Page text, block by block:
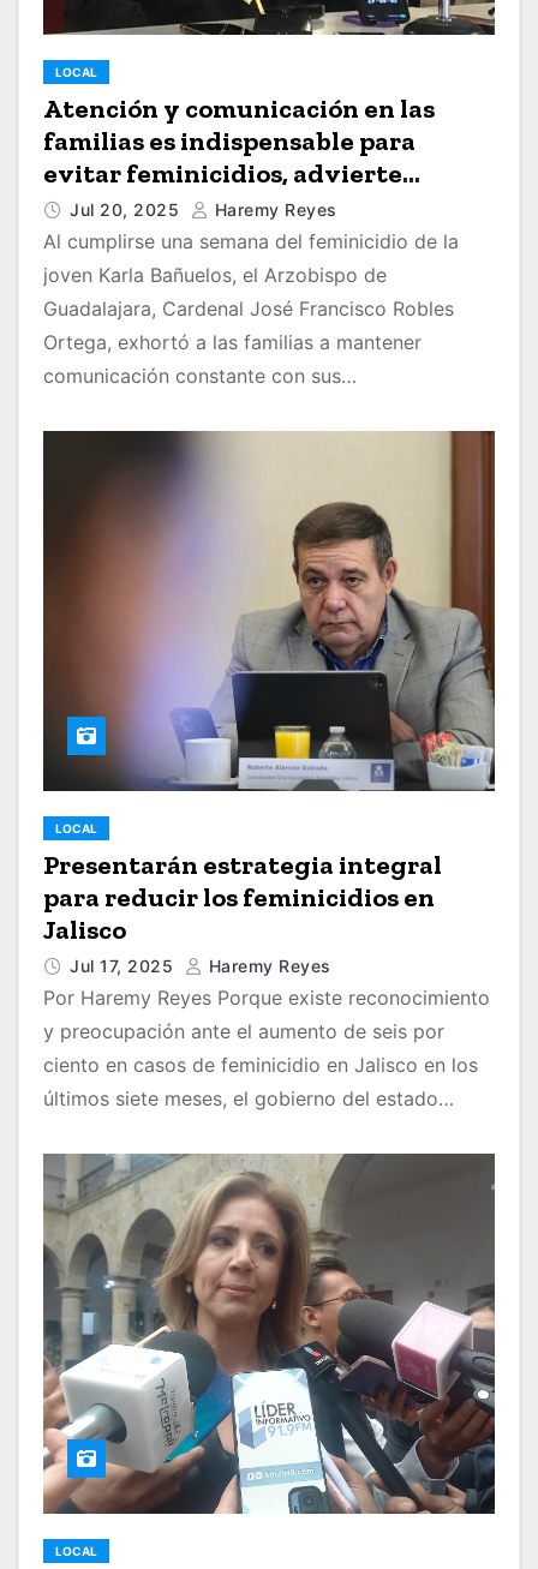
LOCAL
Atención y comunicación en las
familias es indispensable para
evitar feminicidios, advierte
Cardenal
Jul 20, 2025 Haremy Reyes
Al cumplirse una semana del feminicidio de la
joven Karla Bañuelos, el Arzobispo de
Guadalajara, Cardenal José Francisco Robles
Ortega, exhortó a las familias a mantener
comunicación constante con sus…
LOCAL
Presentarán estrategia integral
para reducir los feminicidios en
Jalisco
Jul 17, 2025 Haremy Reyes
Por Haremy Reyes Porque existe reconocimiento
y preocupación ante el aumento de seis por
ciento en casos de feminicidio en Jalisco en los
últimos siete meses, el gobierno del estado…
LOCAL